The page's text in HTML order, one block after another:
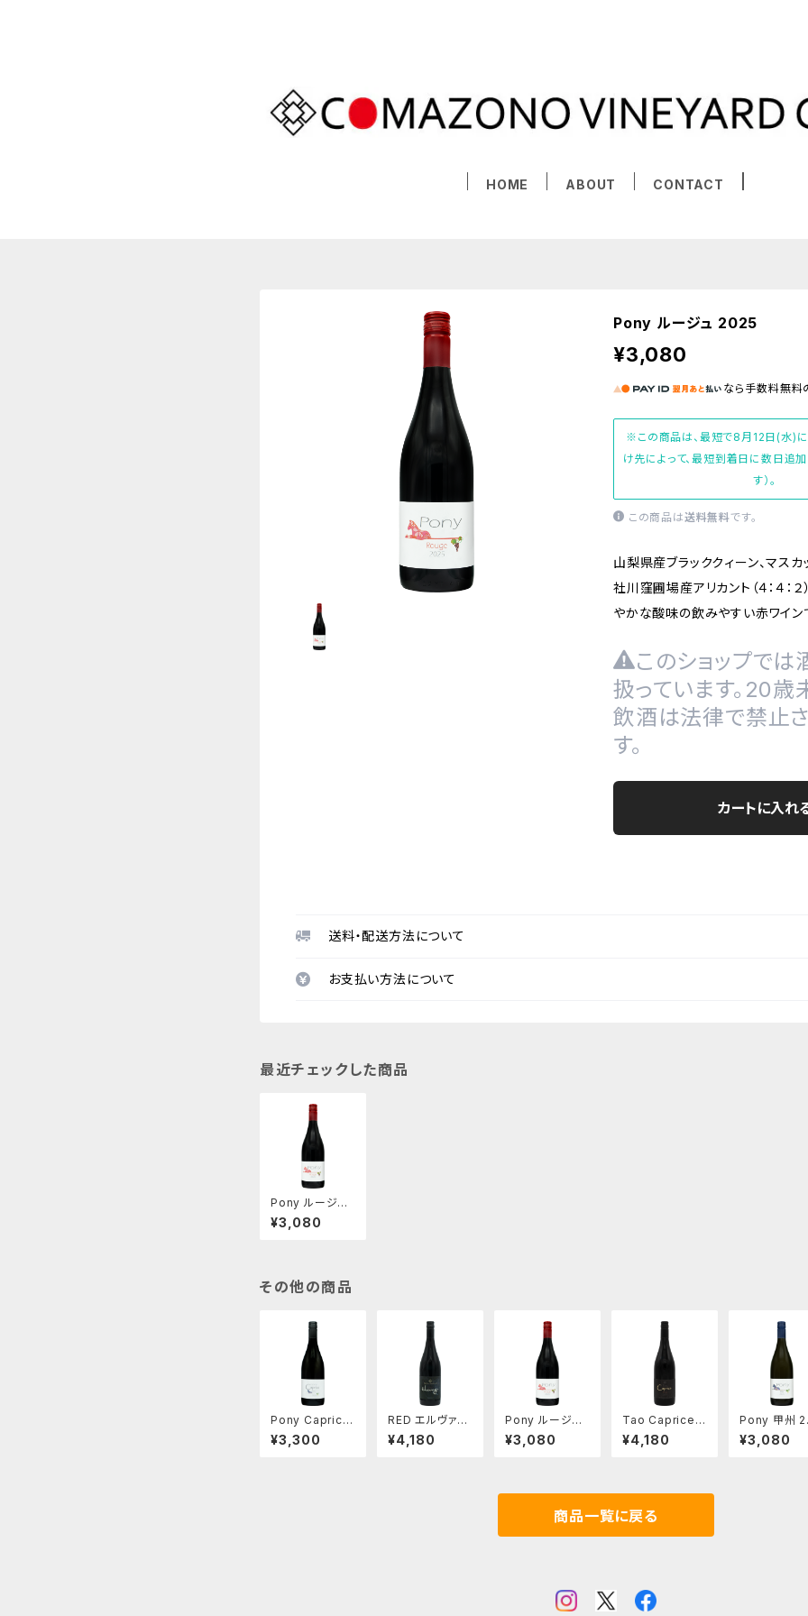
HOME ABOUT CONTACT
Pony ルージュ 2025
¥3,080
なら 手数料無料
※この商品は、最短で8月12日(水)に
け先によって、最短到着日に数日追
す）。
この商品は送料無料です。
山梨県産ブラッククィーン、マスカ
社川窪圃場産アリカント（４：４：
やかな酸味の飲みやすい赤ワイン
このショップでは
扱っています。20
飲酒は法律で禁止
す。
カートに入れ
送料・配送方法について
お支払い方法について
最近チェックした商品
Pony ルージュ
2025
¥3,080
その他の商品
Pony Caprice
Blanc 2025
¥3,300
RED エルヴァー
ジュ
¥4,180
Pony ルージュ
2025
¥3,080
Tao Caprice R
ouge 2024
¥4,180
Pony 甲州
5
¥3,080
商品一覧に戻る